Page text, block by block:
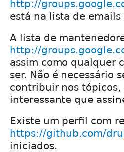
http://
está na lista de
A lista de
http://
assim como qualquer
ser. Não é necessário
contribuir nos tópicos,
interessante que
Existe um perfil com
https://github.com/
iniciados.